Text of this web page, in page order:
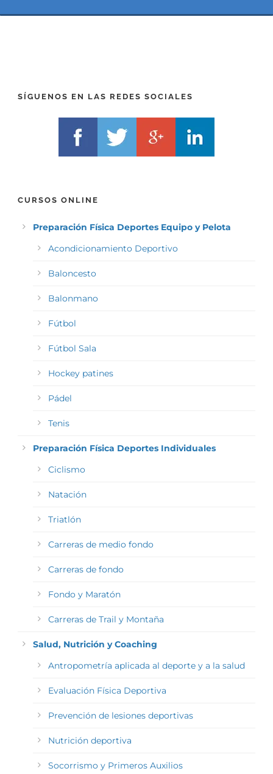
SÍGUENOS EN LAS REDES SOCIALES
CURSOS ONLINE
Preparación Física Deportes Equipo y Pelota
Acondicionamiento Deportivo
Baloncesto
Balonmano
Fútbol
Fútbol Sala
Hockey patines
Pádel
Tenis
Preparación Física Deportes Individuales
Ciclismo
Natación
Triatlón
Carreras de medio fondo
Carreras de fondo
Fondo y Maratón
Carreras de Trail y Montaña
Salud, Nutrición y Coaching
Antropometría aplicada al deporte y a la salud
Evaluación Física Deportiva
Prevención de lesiones deportivas
Nutrición deportiva
Socorrismo y Primeros Auxilios